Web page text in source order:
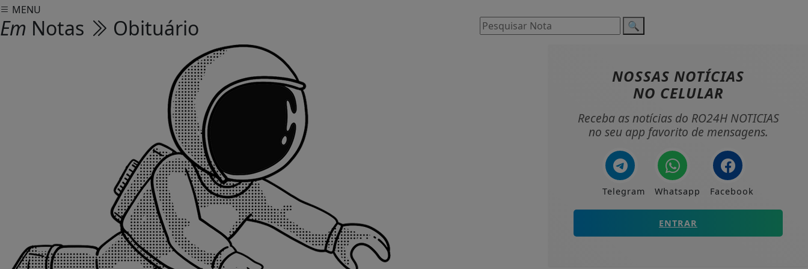
MENU
Em Notas Obituário 🔍
NOSSAS NOTÍCIAS
NO CELULAR
Receba as notícias do RO24H NOTICIAS
no seu app favorito de mensagens.
Telegram Whatsapp Facebook
ENTRAR